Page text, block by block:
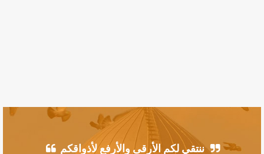
ننتقي لكم الأرقى والأرفع لأذواقكم